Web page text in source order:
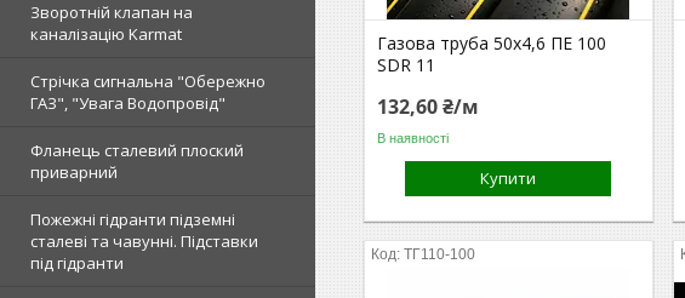
Зворотній клапан на
каналізацію Karmat
Стрічка сигнальна "Обережно
ГАЗ", "Увага Водопровід"
Фланець сталевий плоский
приварний
Пожежні гідранти підземні
сталеві та чавунні. Підставки
під гідранти
Газова труба 50х4,6 ПЕ 100
SDR 11
132,60 ₴/м
В наявності
Купити
ТГ110-100